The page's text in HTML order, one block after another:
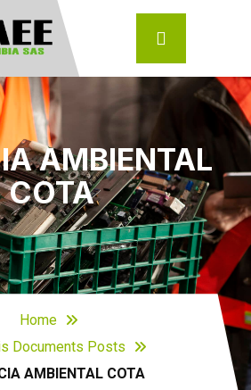
AMBIENTAL
COTA
Home
Documents Posts
AMBIENTAL COTA